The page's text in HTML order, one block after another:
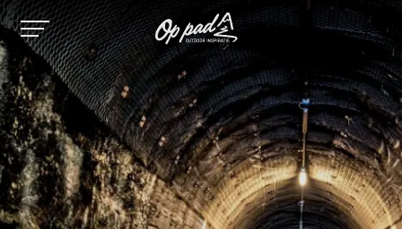
Image
Image
Image
Image